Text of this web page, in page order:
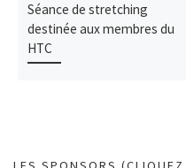
Séance de stretching
destinée aux membres du
HTC